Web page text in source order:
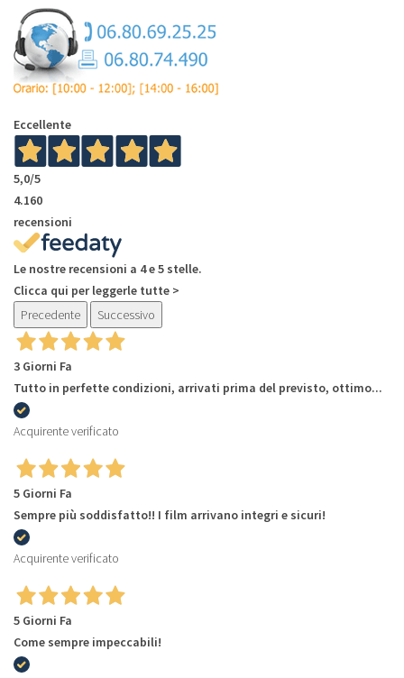
Eccellente
5,0/5
4.160
recensioni
Le nostre recensioni a 4 e 5 stelle.
Clicca qui per leggerle tutte >
Precedente
Successivo
3 Giorni Fa
Tutto in perfette condizioni, arrivati prima del previsto, ottimo...
Acquirente verificato
5 Giorni Fa
Sempre più soddisfatto!! I film arrivano integri e sicuri!
Acquirente verificato
5 Giorni Fa
Come sempre impeccabili!